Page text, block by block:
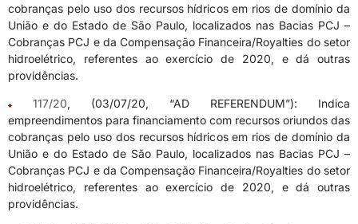
cobranças pelo uso dos recursos hídricos em rios de domínio da
União e do Estado de São Paulo, localizados nas Bacias PCJ –
Cobranças PCJ e da Compensação Financeira/Royalties do setor
hidroelétrico, referentes ao exercício de 2020, e dá outras
providências.
117/20, (03/07/20, “AD REFERENDUM”): Indica
empreendimentos para financiamento com recursos oriundos das
cobranças pelo uso dos recursos hídricos em rios de domínio da
União e do Estado de São Paulo, localizados nas Bacias PCJ –
Cobranças PCJ e da Compensação Financeira/Royalties do setor
hidroelétrico, referentes ao exercício de 2020, e dá outras
providências.